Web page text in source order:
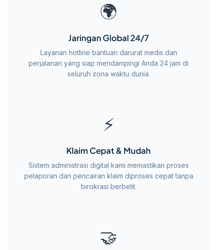
🌍
Jaringan Global 24/7
Layanan hotline bantuan darurat medis dan
perjalanan yang siap mendampingi Anda 24 jam di
seluruh zona waktu dunia.
⚡
Klaim Cepat & Mudah
Sistem administrasi digital kami memastikan proses
pelaporan dan pencairan klaim diproses cepat tanpa
birokrasi berbelit.
🤝